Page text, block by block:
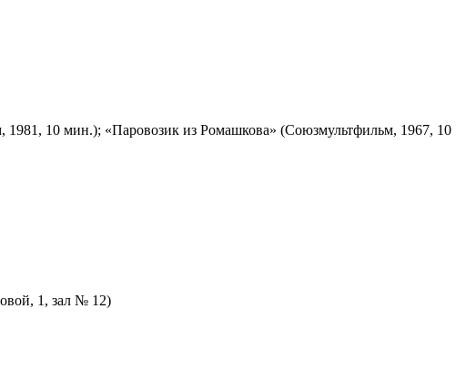
10 мин.); «Паровозик из Ромашкова» (Союзмультфильм, 1967, 10
1, зал № 12)